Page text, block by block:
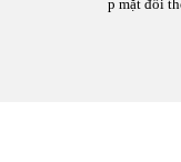
p mặt đối